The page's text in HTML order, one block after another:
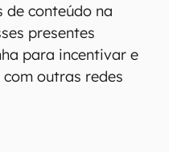
de conteúdo na
presentes
para incentivar e
outras redes